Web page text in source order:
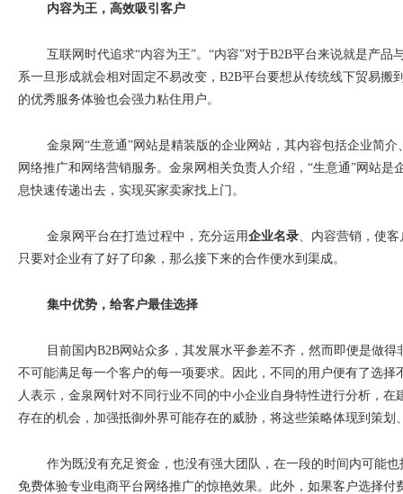
内容为王，高效吸引客户
互联网时代追求“内容为王”。 “内容”对于B2B平台来说就是产品
系一旦形成就会相对固定不易改变， B2B平台要想从传统线下贸易搬
的优秀服务体验也会强力粘住用户。
金泉网 “生意通”网站是精装版的企业网站，其内容包括企业简
网络推广和网络营销服务。金泉网相关负责人介绍， “生意通”网站是
息快速传递出去，实现买家卖家找上门。
金泉网平台在打造过程中，充分运用企业名录、内容营销，使
只要对企业有了好了印象，那么接下来的合作便水到渠成。
集中优势，给客户最佳选择
目前国内B2B网站众多，其发展水平参差不齐，然而即便是做
不可能满足每一个客户的每一项要求。因此，不同的用户便有了选择
人表示，金泉网针对不同行业不同的中小企业自身特性进行分析，
存在的机会，加强抵御外界可能存在的威胁，将这些策略体现到策
作为既没有充足资金，也没有强大团队，在一段的时间内可能
免费体验专业电商平台网络推广的惊艳效果。此外，如果客户选择